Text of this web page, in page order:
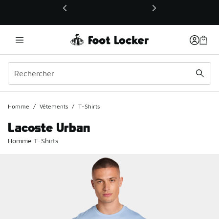
Ce lien ouvrira une nouvelle fenêtre
Homme / Vêtements / T-Shirts
Lacoste Urban
Homme T-Shirts